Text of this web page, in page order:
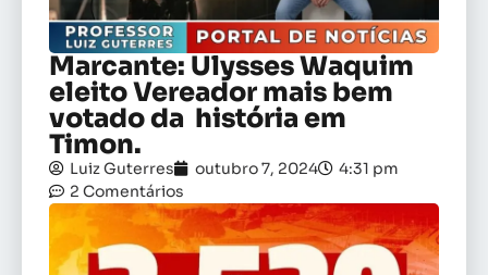
Marcante: Ulysses Waquim
eleito Vereador mais bem
votado da história em
Timon.
Luiz Guterres outubro 7, 2024
4:31 pm
2 Comentários